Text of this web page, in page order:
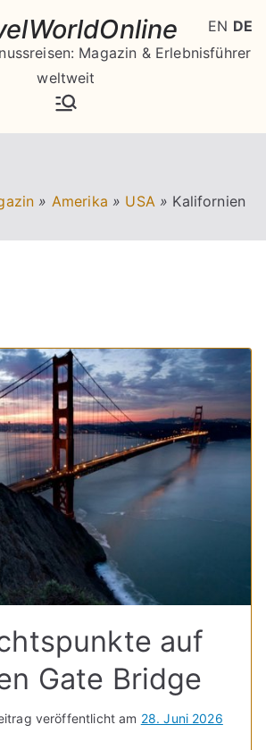
Magazin & Erlebnisführer
weltweit
» Amerika » USA » Kalifornien
auf
Gate Bridge
veröffentlicht am 28. Juni 2026
EN DE